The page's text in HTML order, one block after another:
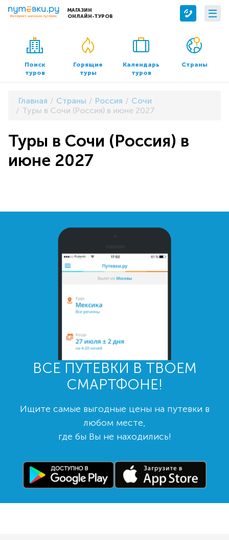
МАГАЗИН
ОНЛАЙН-ТУРОВ
Сервисы
Бронирование отелей
Трансфер
О компании
О нас
Контакты
Документы и реквизиты
Поиск
туров
Горящие
туры
Календарь
туров
Страны
Главная Страны Россия
Сочи
Туры в Сочи (Россия) в июне 2027
Туры в Сочи (Россия) в
июне 2027
ВСЕ ПУТЕВКИ В ТВОЕМ
СМАРТФОНЕ!
Ищите самые выгодные цены на путевки в
любом месте,
где бы Вы не находились!